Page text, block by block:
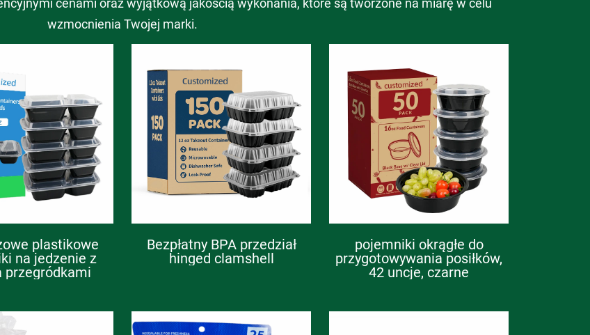
cenami oraz wyjątkową jakością wykonania, które są tworzone na miarę w celu
wzmocnienia Twojej marki.
plastikowe
na jedzenie z
przegródkami
Bezpłatny BPA przedział
hinged clamshell
pojemniki okrągłe do
przygotowywania posiłków,
42 uncje, czarne